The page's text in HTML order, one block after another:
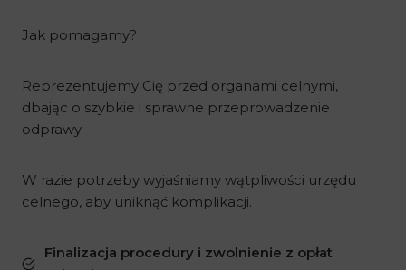
Jak pomagamy?
Reprezentujemy Cię przed organami celnymi,
dbając o szybkie i sprawne przeprowadzenie
odprawy.
W razie potrzeby wyjaśniamy wątpliwości urzędu
celnego, aby uniknąć komplikacji.
Finalizacja procedury i zwolnienie z opłat